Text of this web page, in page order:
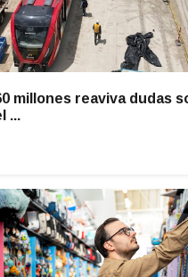
millones reaviva dudas
...